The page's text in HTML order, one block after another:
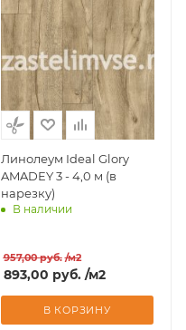
Линолеум Ideal Glory
AMADEY 3 - 4,0 м (в
нарезку)
В наличии
957,00 руб. /м2
893,00 руб. /м2
В КОРЗИНУ